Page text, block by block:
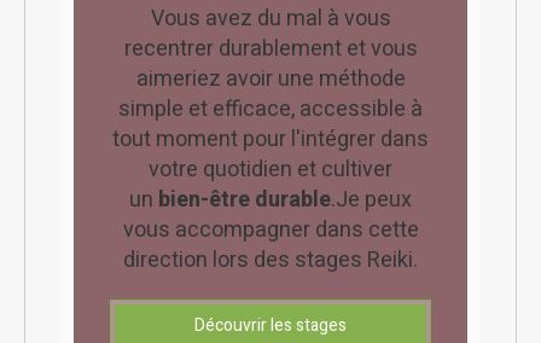
Vous avez du mal à vous
recentrer durablement et vous
aimeriez avoir une méthode
simple et efficace, accessible à
tout moment pour l'intégrer dans
votre quotidien et cultiver
un bien-être durable.Je peux
vous accompagner dans cette
direction lors des stages Reiki.
Découvrir les stages